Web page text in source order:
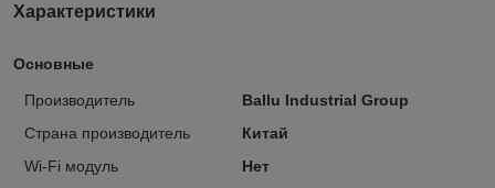
Характеристики
Основные
Производитель
Ballu Industrial Group
Страна производитель
Китай
Wi-Fi модуль
Нет